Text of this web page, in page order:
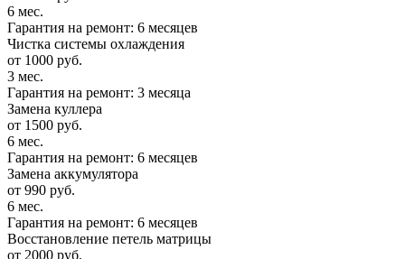
6 мес.
Гарантия на ремонт: 6 месяцев
Чистка системы охлаждения
от 1000 руб.
3 мес.
Гарантия на ремонт: 3 месяца
Замена куллера
от 1500 руб.
6 мес.
Гарантия на ремонт: 6 месяцев
Замена аккумулятора
от 990 руб.
6 мес.
Гарантия на ремонт: 6 месяцев
Восстановление петель матрицы
от 2000 руб.